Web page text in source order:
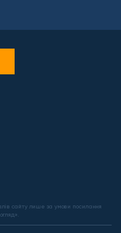
сайту лише за умови посилання